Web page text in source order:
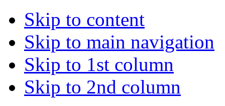
Skip to content
Skip to main navigation
Skip to 1st column
Skip to 2nd column